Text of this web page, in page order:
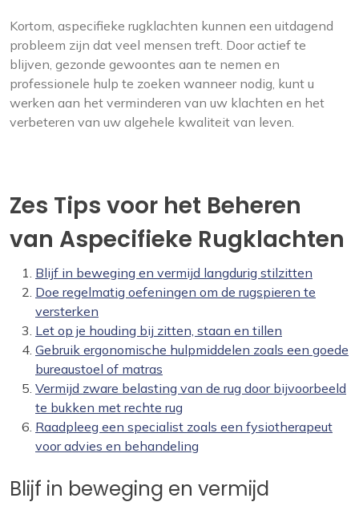
Kortom, aspecifieke rugklachten kunnen een uitdagend
probleem zijn dat veel mensen treft. Door actief te
blijven, gezonde gewoontes aan te nemen en
professionele hulp te zoeken wanneer nodig, kunt u
werken aan het verminderen van uw klachten en het
verbeteren van uw algehele kwaliteit van leven.
Zes Tips voor het Beheren
van Aspecifieke Rugklachten
Blijf in beweging en vermijd langdurig stilzitten
Doe regelmatig oefeningen om de rugspieren te
versterken
Let op je houding bij zitten, staan en tillen
Gebruik ergonomische hulpmiddelen zoals een goede
bureaustoel of matras
Vermijd zware belasting van de rug door bijvoorbeeld
te bukken met rechte rug
Raadpleeg een specialist zoals een fysiotherapeut
voor advies en behandeling
Blijf in beweging en vermijd